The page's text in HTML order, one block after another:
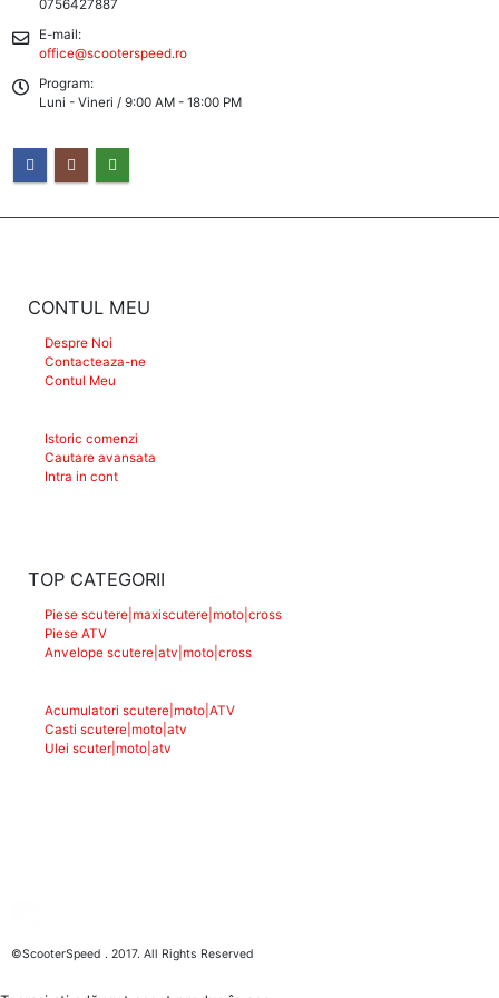
0756427887
E-mail:
office@scooterspeed.ro
Program:
Luni - Vineri / 9:00 AM - 18:00 PM
CONTUL MEU
Despre Noi
Contacteaza-ne
Contul Meu
Istoric comenzi
Cautare avansata
Intra in cont
TOP CATEGORII
Piese scutere|maxiscutere|moto|cross
Piese ATV
Anvelope scutere|atv|moto|cross
Acumulatori scutere|moto|ATV
Casti scutere|moto|atv
Ulei scuter|moto|atv
©ScooterSpeed . 2017. All Rights Reserved